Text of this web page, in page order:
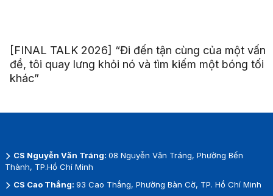
[FINAL TALK 2026] “Đi đến tận cùng của một vấn
đề, tôi quay lưng khỏi nó và tìm kiếm một bóng tối
khác”
CS Nguyễn Văn Tráng: 08 Nguyễn Văn Tráng, Phường Bến
Thành, TP.Hồ Chí Minh
CS Cao Thắng: 93 Cao Thắng, Phường Bàn Cờ, TP. Hồ Chí Minh